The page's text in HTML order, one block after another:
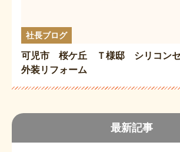
最新記事
社長ブログ
可児市 桜ケ丘 Ｔ様邸 シリコン
外装リフォーム